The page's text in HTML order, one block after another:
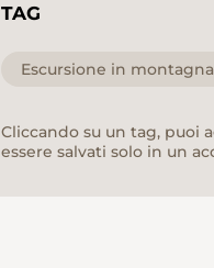
TAG
Escursione in montagna
Cliccando su un tag, puoi
essere salvati solo in un